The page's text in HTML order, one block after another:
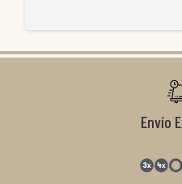
Envío